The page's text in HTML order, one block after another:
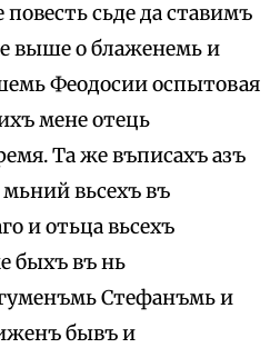
сьде да ставимъ
выше о блаженемь и
Феодосии оспытовая
мене отець
Та же въписахъ азъ
вьсехъ въ
и отьца вьсехъ
быхъ въ нь
Стефанъмь и
бывъ и